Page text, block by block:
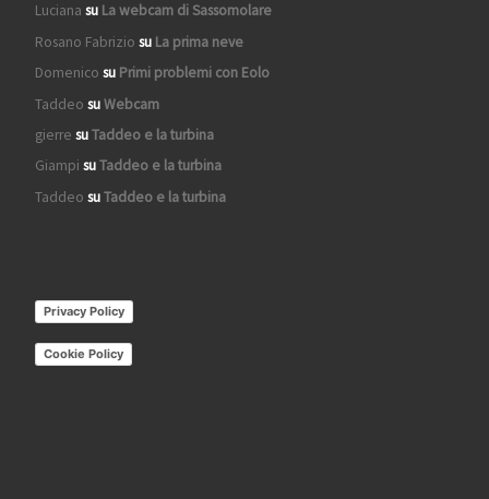
Luciana su La webcam di Sassomolare
Rosano Fabrizio su La prima neve
Domenico su Primi problemi con Eolo
Taddeo suWebcam
gierre suTaddeo e la turbina
Giampi suTaddeo e la turbina
Taddeo suTaddeo e la turbina
Privacy Policy
Cookie Policy